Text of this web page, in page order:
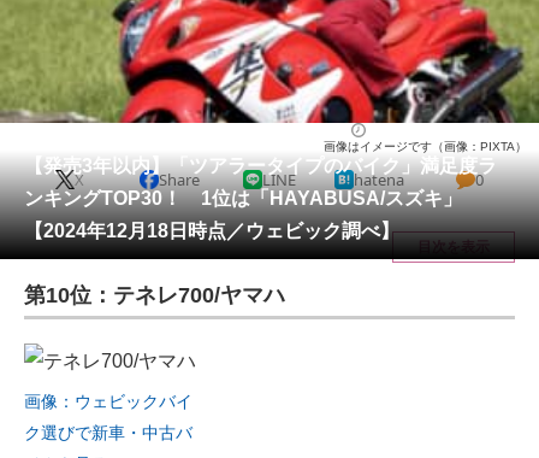
グルメ 地域
教育・育児
動物 リサーチ
会員記事
メディア
注目記事を集めた総合ページ
ITの今と未来を見通す
スマホと通信の最新トレンド
【発売3年以内】「ツアラータイプのバイク」満足度ラ
ンキングTOP30！ 1位は「HAYABUSA/スズキ」
【2024年12月18日時点／ウェビック調べ】
画像はイメージです（画像：PIXTA）
X Share LINE hatena 0
目次を表示
第10位：テネレ700/ヤマハ
画像：ウェビックバイ
ク選びで新車・中古バ